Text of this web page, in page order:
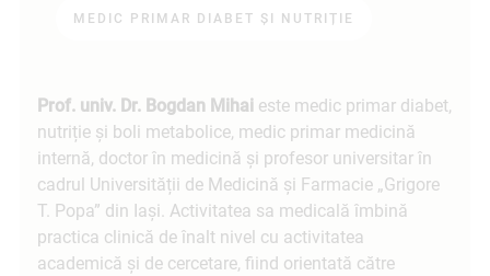
MEDIC PRIMAR DIABET ȘI NUTRIȚIE
Prof. univ. Dr. Bogdan Mihai este medic primar diabet,
nutriție și boli metabolice, medic primar medicină
internă, doctor în medicină și profesor universitar în
cadrul Universității de Medicină și Farmacie „Grigore
T. Popa” din Iași. Activitatea sa medicală îmbină
practica clinică de înalt nivel cu activitatea
academică și de cercetare, fiind orientată către